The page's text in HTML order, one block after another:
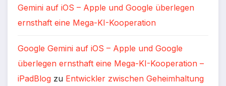
Gemini auf iOS – Apple und Google überlegen
ernsthaft eine Mega-KI-Kooperation
Google Gemini auf iOS – Apple und Google
überlegen ernsthaft eine Mega-KI-Kooperation –
iPadBlog zu Entwickler zwischen Geheimhaltung